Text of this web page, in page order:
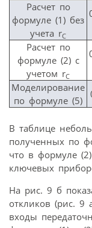
Расчет по
формуле (1) без
учета rC
Расчет по
формуле (2) c
учетом rC
Моделирование
по формуле (5)
В таблице
полученных по
что в формуле
ключевых
На рис. 9 б
откликов (рис. 9
входы